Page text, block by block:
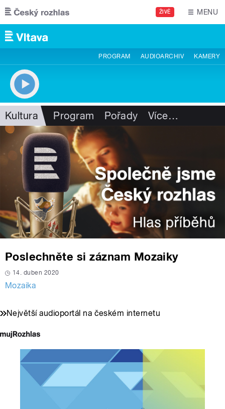
Přejít k hlavnímu obsahu
ŽIVĚ MENU
PROGRAM AUDIOARCHIV KAMERY
Kultura Program Pořady Více…
Poslechněte si záznam Mozaiky
14. duben 2020
Mozaika
Největší audioportál na českém internetu